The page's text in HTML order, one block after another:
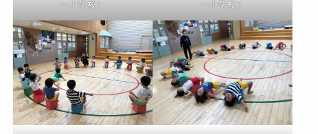
一小学校）
一小学校）